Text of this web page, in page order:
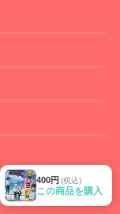
400円 (税込)
この商品を購入